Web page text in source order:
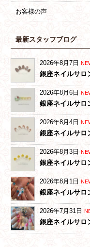
お客様の声
最新スタッフブログ
2026年8月7日
銀座ネイルサロ
2026年8月6日
銀座ネイルサロ
2026年8月4日
銀座ネイルサロ
2026年8月3日
銀座ネイルサロ
2026年8月1日
銀座ネイルサロ
2026年7月31日
銀座ネイルサロ